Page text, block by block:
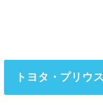
トヨタ・プリウ